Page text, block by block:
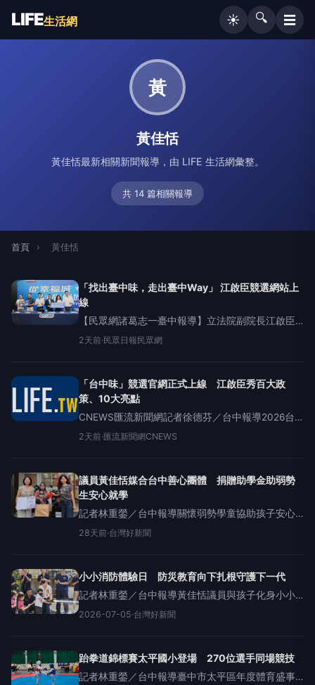
LIFE生活網 ☀️ 🔍 ☰
黃
黃佳恬
黃佳恬最新相關新聞報導，由 LIFE 生活網彙整。
共 14 篇相關報導
首頁 › 黃佳恬
「找出臺中味，走出臺中Way」 江啟臣競選網站上
線
【民眾網諸葛志一臺中報導】立法院副院長江啟臣5
日於旗艦城市工作站舉辦「臺中味」競選網站發布
副主委黃健豪、市議員黃佳恬、市議員參選人陳清
崧，以及在地產
2天前·民眾日報民眾網
「台中味」競選官網正式上線 江啟臣秀百大政
策、10大亮點
CNEWS匯流新聞網記者徐德芬／台中報導2026台
中市長選舉升溫，立法院副院長江啟臣今（5）日旗
會，宣布官方網站正式上線。江啟臣表示，「台中
味」不僅是味蕾
2天前·匯流新聞網CNEWS
議員黃佳恬媒合台中善心團體 捐贈助學金助弱勢
生安心就學
記者林重鎣／台中報導關懷弱勢學童協助孩子安心
接受教育，台中市議員黃佳恬媒合「台中市台灣獅
助學金，以實際行動支持教育、傳遞社會溫暖，讓
有需要的孩子感受到各界的
28天前·台灣好新聞
小小消防體驗日 防災教育向下扎根守護下一代
記者林重鎣／台中報導黃佳恬議員與孩子化身小小
救援隊。林重鎣為提升孩童防災意識及緊急應變能
辦「小小消防體驗日」，透過一系列闖關、趣味的
消防體驗，讓孩子們在遊
2026-07-05·台灣好新聞
跆拳道錦標賽太平國小登場 270位選手同場競技
記者林重鎣／台中報導臺中市太平區年度體育盛事